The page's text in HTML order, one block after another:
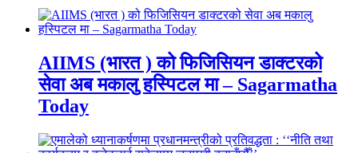
AIIMS (भारत ) को फिजिसियन डाक्टरको
सेवा अब मकालु हस्पिटल मा – Sagarmatha
Today